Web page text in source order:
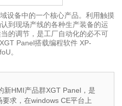
设备中的一个核心产品。利用触摸
到现场产线的各种生产装备的运
的调节，是工厂自动化的必不可
Panel搭载编程软件 XP-
。
新HMI产品群XGT Panel，是
求，在windows CE平台上